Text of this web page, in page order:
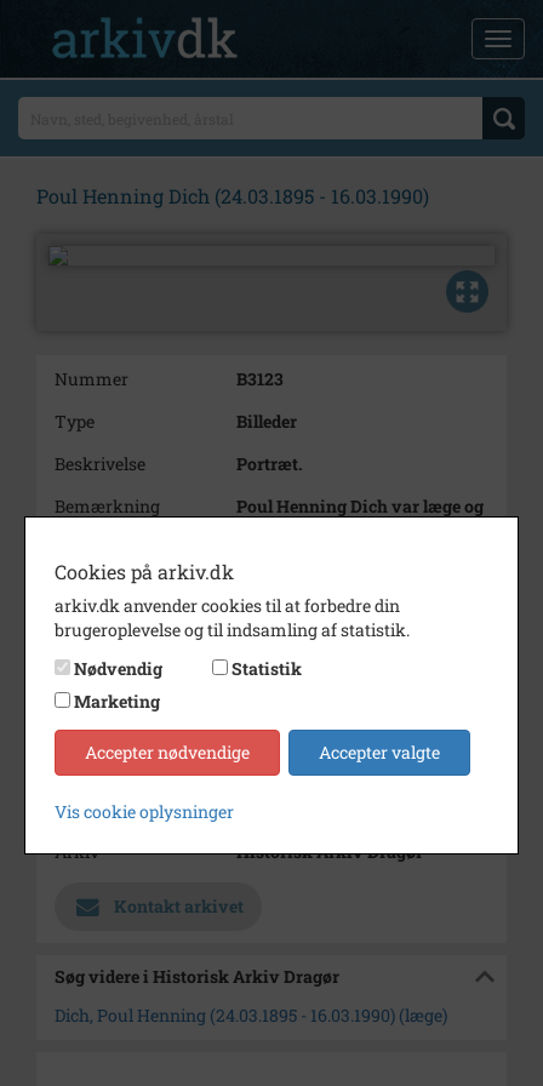
Poul Henning Dich (24.03.1895 - 16.03.1990)
Nummer
B3123
Type
Billeder
Beskrivelse
Portræt.
Bemærkning
Poul Henning Dich var læge og
Årstal
1923
Dateringsnote
December 1923
Fotograf
Ukendt
Se på kort
Type
Kommune (1970-2050)
Enhed
Arkiv
Historisk Arkiv Dragør
Kontakt arkivet
Søg videre i Historisk Arkiv Dragør
Dich, Poul Henning (24.03.1895 - 16.03.1990) (læge)
Cookies på arkiv.dk
arkiv.dk anvender cookies til at forbedre din
brugeroplevelse og til indsamling af statistik.
Nødvendig
Statistik
Marketing
Accepter nødvendige Accepter valgte
Vis cookie oplysninger